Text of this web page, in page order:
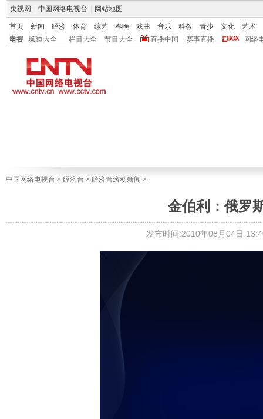
央视网 中国网络电视台 网站地图
首页 新闻 经济 体育 综艺 春晚 戏曲 音乐 科教 青少 文化
艺术
电视
频道大全 栏目大全 节目大全 直播中国 赛事直播 网络
中国网络电视台 > 经济台 > 经济台滚动新闻 >
金伯利：俄罗
发布时间:2010年08月04日